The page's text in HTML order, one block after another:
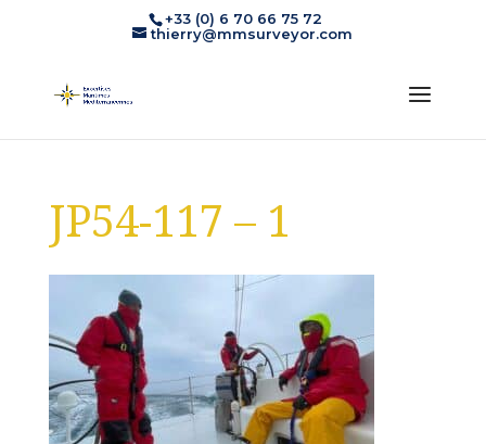
+33 (0) 6 70 66 75 72
thierry@mmsurveyor.com
JP54-117 – 1